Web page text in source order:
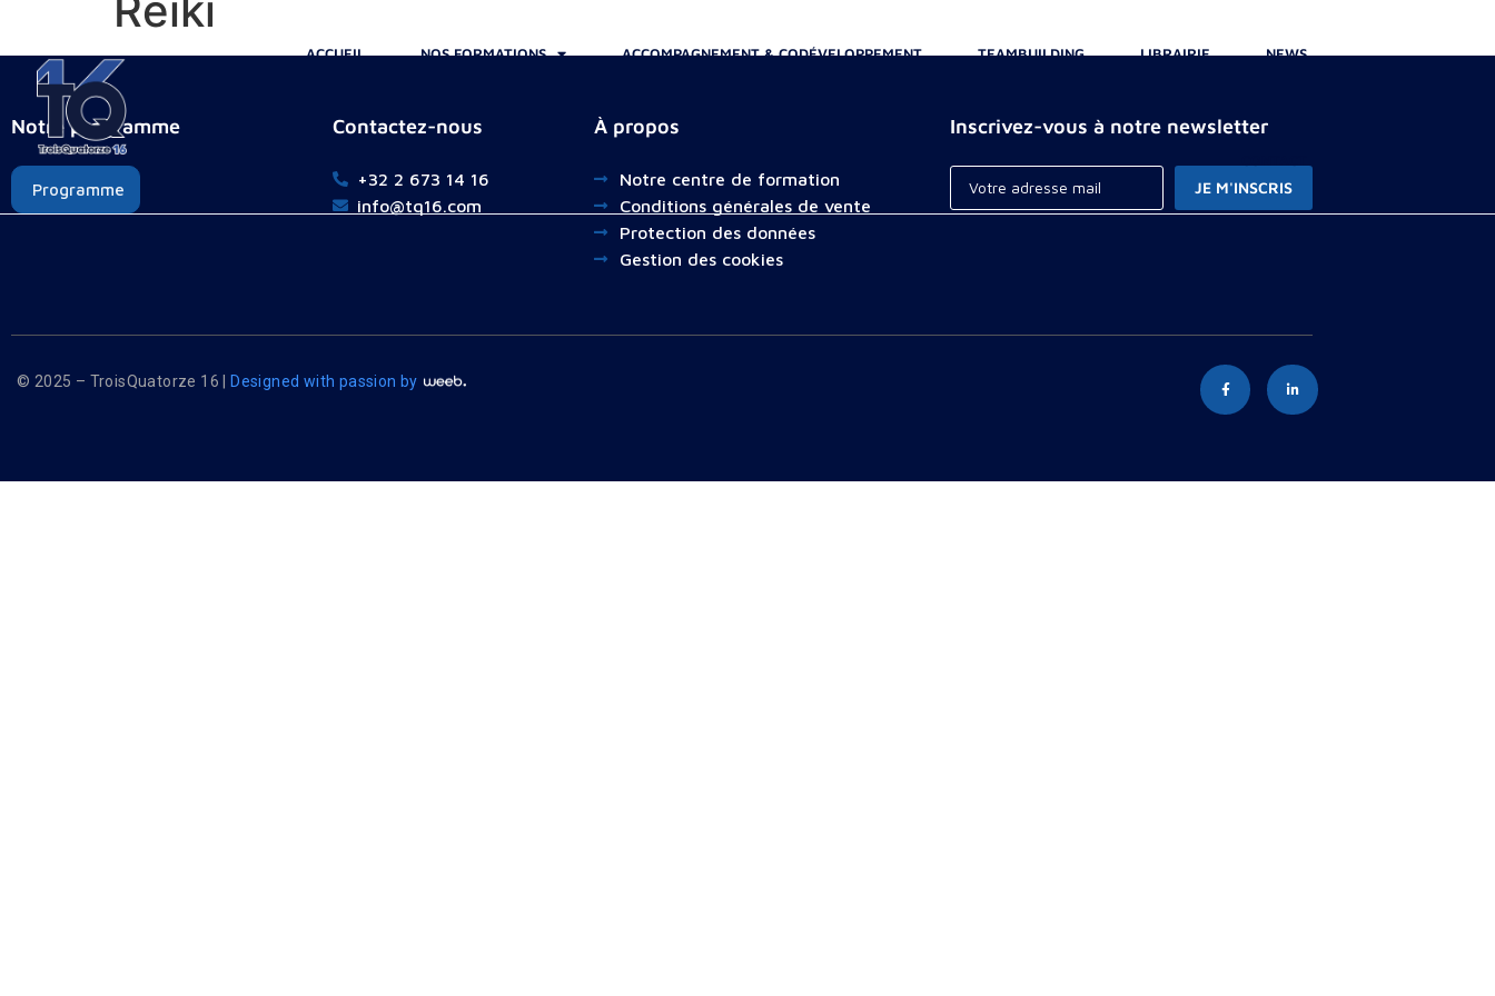
ACCUEIL NOS FORMATIONS ACCOMPAGNEMENT & CODÉVELOPPEMENT TEAMBUILDING LIBRAIRIE NEWS
Notre programme
Programme
Contactez-nous
+32 2 673 14 16
info@tq16.com
À propos
Notre centre de formation
Conditions générales de vente
Protection des données
Gestion des cookies
Inscrivez-vous à notre newsletter
JE M'INSCRIS
© 2025 – TroisQuatorze 16 | Designed with passion by